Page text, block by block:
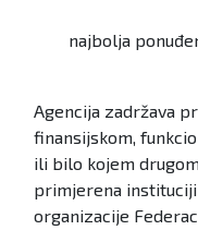
najbolja
Agencija zadržava
finansijskom,
ili bilo kojem
primjerena
organizacije